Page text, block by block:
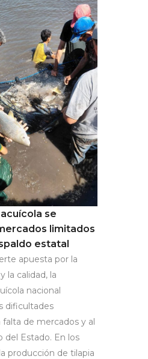
se
limitados
estatal
apuesta por la
la calidad, la
nacional
dificultades
falta de mercados y al
del Estado. En los
producción de tilapia